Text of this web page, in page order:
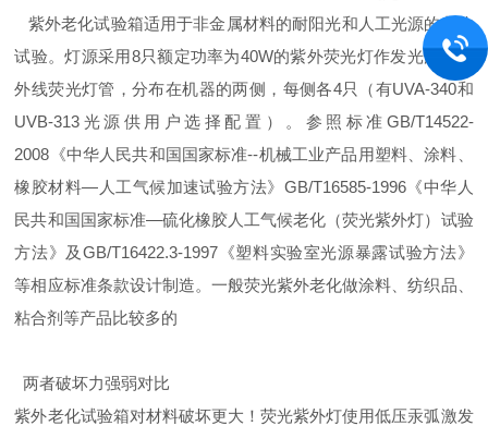
紫外老化试验箱适用于非金属材料的耐阳光和人工光源的老化
试验。灯源采用8只额定功率为40W的紫外荧光灯作发光源。紫
外线荧光灯管，分布在机器的两侧，每侧各4只（有UVA-340和
UVB-313光源供用户选择配置）。参照标准GB/T14522-
2008《中华人民共和国国家标准--机械工业产品用塑料、涂料、
橡胶材料—人工气候加速试验方法》GB/T16585-1996《中华人
民共和国国家标准—硫化橡胶人工气候老化（荧光紫外灯）试验
方法》及GB/T16422.3-1997《塑料实验室光源暴露试验方法》
等相应标准条款设计制造。一般荧光紫外老化做涂料、纺织品、
粘合剂等产品比较多的
两者破坏力强弱对比
紫外老化试验箱对材料破坏更大！荧光紫外灯使用低压汞弧激发